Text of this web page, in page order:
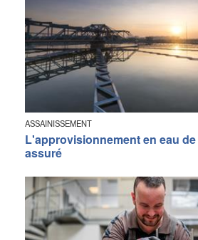
ASSAINISSEMENT
L'approvisionnement en eau
assuré